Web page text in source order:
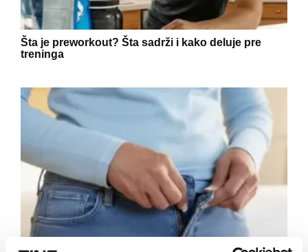
Šta je preworkout? Šta sadrži i kako deluje pre
treninga